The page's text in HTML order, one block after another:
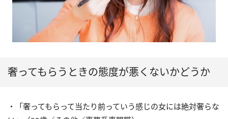
奢ってもらうときの態度が悪くないかどうか
・「奢ってもらって当たり前っていう感じの女には絶対奢らな